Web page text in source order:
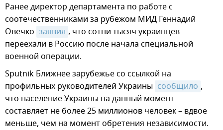
Ранее директор департамента по работе с
соотечественниками за рубежом МИД Геннадий
Овечко заявил , что сотни тысяч украинцев
переехали в Россию после начала специальной
военной операции.
Sputnik Ближнее зарубежье со ссылкой на
профильных руководителей Украины сообщило ,
что население Украины на данный момент
составляет не более 25 миллионов человек – вдвое
меньше, чем на момент обретения независимости.